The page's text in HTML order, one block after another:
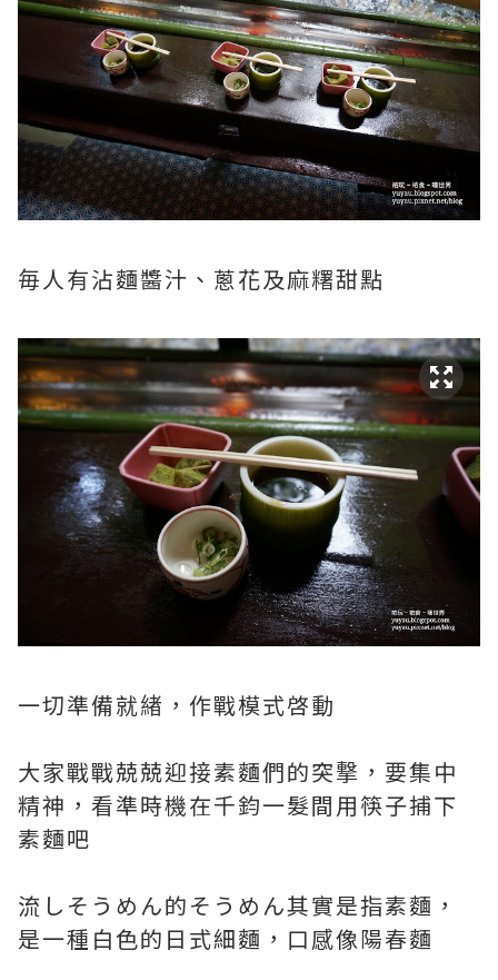
毎人有沾麵醬汁、蔥花及麻糬甜點
一切準備就緖，作戰模式啓動
大家戰戰兢兢迎接素麵們的突撃，要集中
精神，看準時機在千鈞一髮間用筷子捕下
素麵吧
流しそうめん的そうめん其實是指素麵，
是一種白色的日式細麵，口感像陽春麵